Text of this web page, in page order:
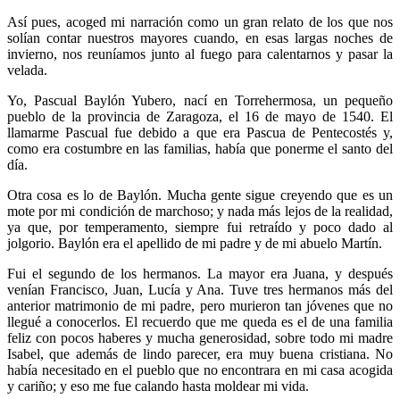
Así pues, acoged mi narración como un gran relato de los que nos
solían contar nuestros mayores cuando, en esas largas noches de
invierno, nos reuníamos junto al fuego para calentarnos y pasar la
velada.
Yo, Pascual Baylón Yubero, nací en Torrehermosa, un pequeño
pueblo de la provincia de Zaragoza, el 16 de mayo de 1540. El
llamarme Pascual fue debido a que era Pascua de Pentecostés y,
como era costumbre en las familias, había que ponerme el santo del
día.
Otra cosa es lo de Baylón. Mucha gente sigue creyendo que es un
mote por mi condición de marchoso; y nada más lejos de la realidad,
ya que, por temperamento, siempre fui retraído y poco dado al
jolgorio. Baylón era el apellido de mi padre y de mi abuelo Martín.
Fui el segundo de los hermanos. La mayor era Juana, y después
venían Francisco, Juan, Lucía y Ana. Tuve tres hermanos más del
anterior matrimonio de mi padre, pero murieron tan jóvenes que no
llegué a conocerlos. El recuerdo que me queda es el de una familia
feliz con pocos haberes y mucha generosidad, sobre todo mi madre
Isabel, que además de lindo parecer, era muy buena cristiana. No
había necesitado en el pueblo que no encontrara en mi casa acogida
y cariño; y eso me fue calando hasta moldear mi vida.